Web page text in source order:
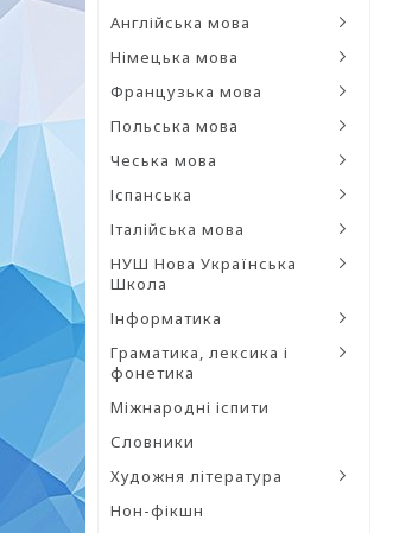
Англійська мова
Німецька мова
Французька мова
Польська мова
Чеська мова
Іспанська
Італійська мова
НУШ Нова Українська
Школа
Інформатика
Граматика, лексика і
фонетика
Міжнародні іспити
Словники
Художня література
Нон-фікшн